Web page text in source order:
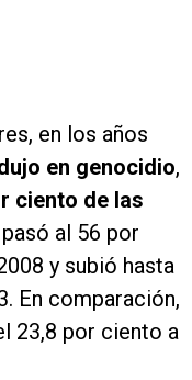
en los años
en genocidio,
ciento de las
al 56 por
y subió hasta
En comparación,
23,8 por ciento a